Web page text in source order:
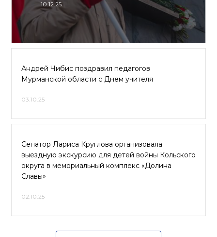
10.12.25
Андрей Чибис поздравил педагогов
Мурманской области с Днем учителя
03.10.25
Сенатор Лариса Круглова организовала
выездную экскурсию для детей войны Кольского
округа в мемориальный комплекс «Долина
Славы»
02.10.25